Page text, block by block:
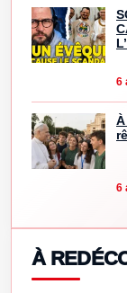
6
6
À